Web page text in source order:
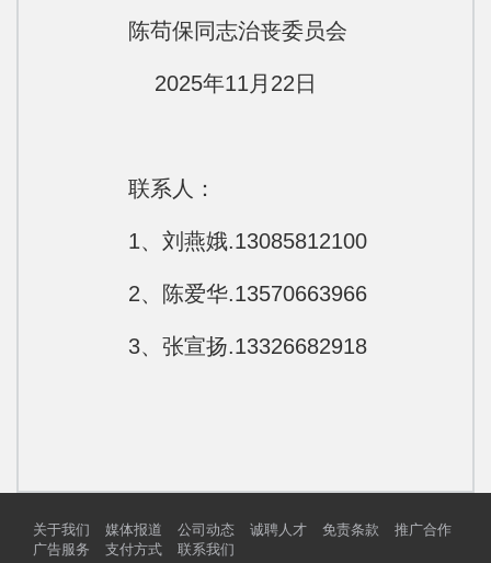
陈苟保同志治丧委员会
2025年11月22日
联系人：
1、刘燕娥.13085812100
2、陈爱华.13570663966
3、张宣扬.13326682918
关于我们 媒体报道 公司动态 诚聘人才 免责条款
推广合作
广告服务
支付方式 联系我们